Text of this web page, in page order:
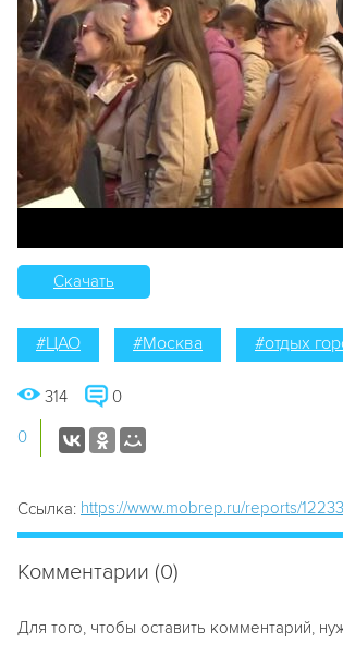
Скачать
#ЦАО #Москва #отдых
314 0
0
Ссылка: https://www.mobrep.ru/reports/
Комментарии (0)
Для того, чтобы оставить комментарий,